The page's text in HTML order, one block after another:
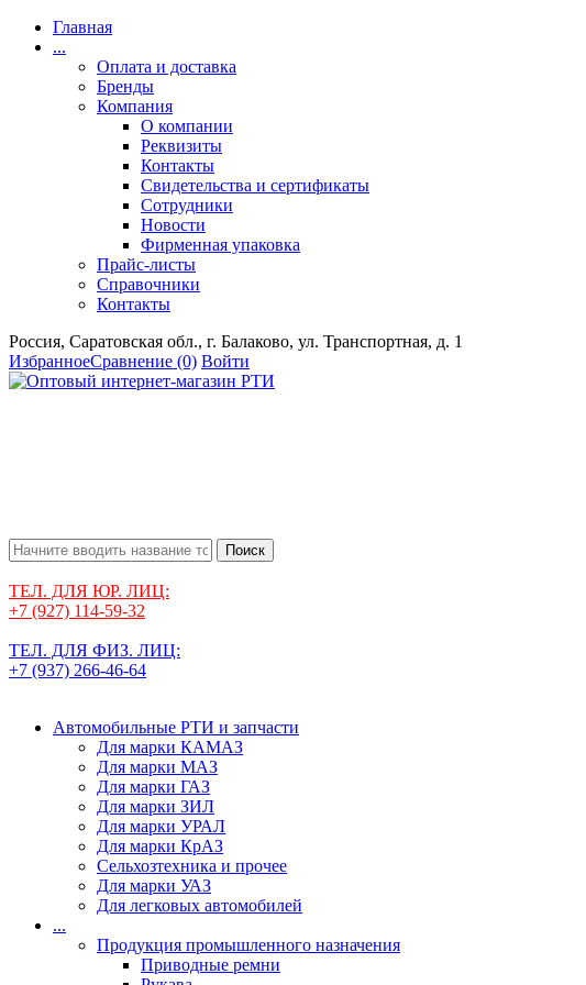
Главная
...
Оплата и доставка
Бренды
Компания
О компании
Реквизиты
Контакты
Свидетельства и сертификаты
Сотрудники
Новости
Фирменная упаковка
Прайс-листы
Справочники
Контакты
Россия, Саратовская обл., г. Балаково, ул. Транспортная, д. 1
ИзбранноеСравнение (0) Войти
Поиск
ТЕЛ. ДЛЯ ЮР. ЛИЦ:
+7 (927) 114-59-32
ТЕЛ. ДЛЯ ФИЗ. ЛИЦ:
+7 (937) 266-46-64
Автомобильные РТИ и запчасти
Для марки КАМАЗ
Для марки МАЗ
Для марки ГАЗ
Для марки ЗИЛ
Для марки УРАЛ
Для марки КрАЗ
Сельхозтехника и прочее
Для марки УАЗ
Для легковых автомобилей
...
Продукция промышленного назначения
Приводные ремни